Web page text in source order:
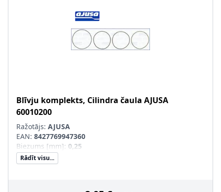
Blīvju komplekts, Cilindra čaula AJUSA
60010200
Ražotājs: AJUSA
EAN: 8427769947360
Biezums [mm]: 0,25
Rādīt visu...